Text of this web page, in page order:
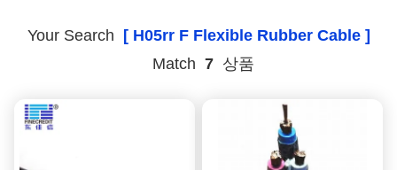
Your Search [ H05rr F Flexible Rubber Cable ]
Match 7상품